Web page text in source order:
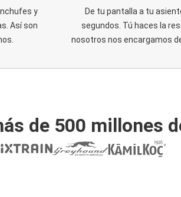
y
Así son
De tu pantalla a tu
segundos. Tú haces la
nosotros nos encargamos
de 500 millones